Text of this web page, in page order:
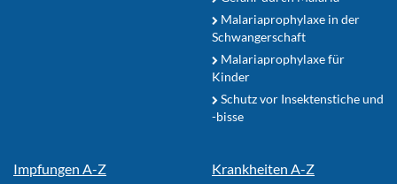
Malariaprophylaxe in der
Schwangerschaft
Malariaprophylaxe für
Kinder
Schutz vor Insektenstiche und
-bisse
Impfungen A-Z Krankheiten A-Z